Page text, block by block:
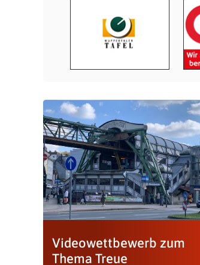
Videowettbewerb zum
Thema Treue